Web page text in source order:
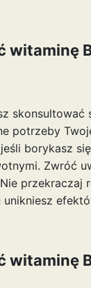
witaminę
skonsultować
potrzeby
borykasz
Zwróć
przekraczaj
witaminę